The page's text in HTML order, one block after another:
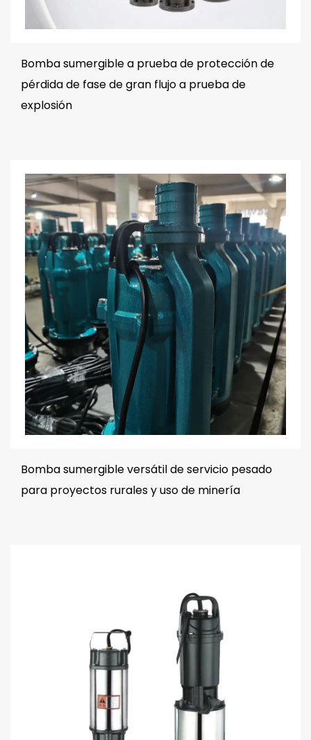
Bomba sumergible a prueba de protección de
pérdida de fase de gran flujo a prueba de
explosión
Bomba sumergible versátil de servicio pesado
para proyectos rurales y uso de minería